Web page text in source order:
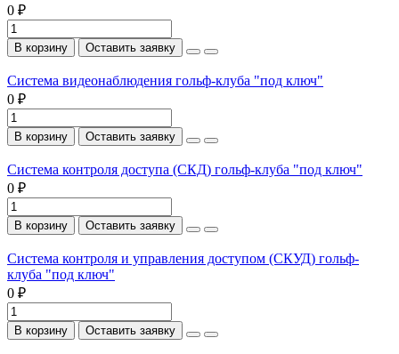
0 ₽
В корзину Оставить заявку
Система видеонаблюдения гольф-клуба "под ключ"
0 ₽
В корзину Оставить заявку
Система контроля доступа (СКД) гольф-клуба "под ключ"
0 ₽
В корзину Оставить заявку
Система контроля и управления доступом (СКУД) гольф-
клуба "под ключ"
0 ₽
В корзину Оставить заявку